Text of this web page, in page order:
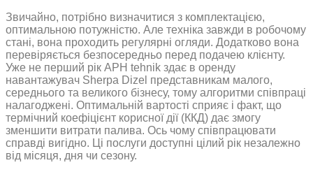
Звичайно, потрібно визначитися з комплектацією,
оптимальною потужністю. Але техніка завжди в робочому
стані, вона проходить регулярні огляди. Додатково вона
перевіряється безпосередньо перед подачею клієнту.
Уже не перший рік APH tehnik здає в оренду
навантажувач Sherpa Dizel представникам малого,
середнього та великого бізнесу, тому алгоритми співпраці
налагоджені. Оптимальній вартості сприяє і факт, що
термічний коефіцієнт корисної дії (ККД) дає змогу
зменшити витрати палива. Ось чому співпрацювати
справді вигідно. Ці послуги доступні цілий рік незалежно
від місяця, дня чи сезону.